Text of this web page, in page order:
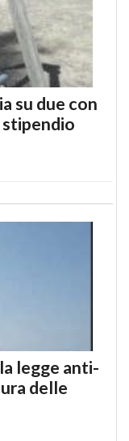
su due con
legge anti-
delle